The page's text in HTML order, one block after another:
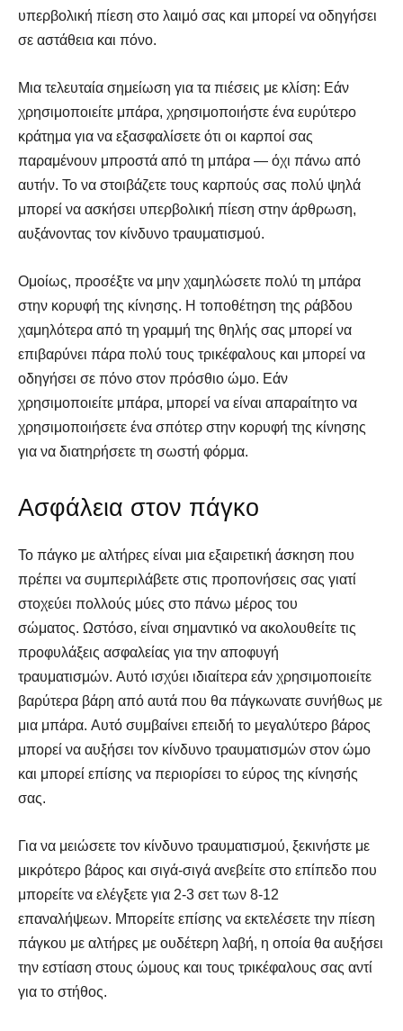
υπερβολική πίεση στο λαιμό σας και μπορεί να οδηγήσει
σε αστάθεια και πόνο.
Μια τελευταία σημείωση για τα πιέσεις με κλίση: Εάν
χρησιμοποιείτε μπάρα, χρησιμοποιήστε ένα ευρύτερο
κράτημα για να εξασφαλίσετε ότι οι καρποί σας
παραμένουν μπροστά από τη μπάρα — όχι πάνω από
αυτήν. Το να στοιβάζετε τους καρπούς σας πολύ ψηλά
μπορεί να ασκήσει υπερβολική πίεση στην άρθρωση,
αυξάνοντας τον κίνδυνο τραυματισμού.
Ομοίως, προσέξτε να μην χαμηλώσετε πολύ τη μπάρα
στην κορυφή της κίνησης. Η τοποθέτηση της ράβδου
χαμηλότερα από τη γραμμή της θηλής σας μπορεί να
επιβαρύνει πάρα πολύ τους τρικέφαλους και μπορεί να
οδηγήσει σε πόνο στον πρόσθιο ώμο. Εάν
χρησιμοποιείτε μπάρα, μπορεί να είναι απαραίτητο να
χρησιμοποιήσετε ένα σπότερ στην κορυφή της κίνησης
για να διατηρήσετε τη σωστή φόρμα.
Ασφάλεια στον πάγκο
Το πάγκο με αλτήρες είναι μια εξαιρετική άσκηση που
πρέπει να συμπεριλάβετε στις προπονήσεις σας γιατί
στοχεύει πολλούς μύες στο πάνω μέρος του
σώματος. Ωστόσο, είναι σημαντικό να ακολουθείτε τις
προφυλάξεις ασφαλείας για την αποφυγή
τραυματισμών. Αυτό ισχύει ιδιαίτερα εάν χρησιμοποιείτε
βαρύτερα βάρη από αυτά που θα πάγκωνατε συνήθως με
μια μπάρα. Αυτό συμβαίνει επειδή το μεγαλύτερο βάρος
μπορεί να αυξήσει τον κίνδυνο τραυματισμών στον ώμο
και μπορεί επίσης να περιορίσει το εύρος της κίνησής
σας.
Για να μειώσετε τον κίνδυνο τραυματισμού, ξεκινήστε με
μικρότερο βάρος και σιγά-σιγά ανεβείτε στο επίπεδο που
μπορείτε να ελέγξετε για 2-3 σετ των 8-12
επαναλήψεων. Μπορείτε επίσης να εκτελέσετε την πίεση
πάγκου με αλτήρες με ουδέτερη λαβή, η οποία θα αυξήσει
την εστίαση στους ώμους και τους τρικέφαλους σας αντί
για το στήθος.